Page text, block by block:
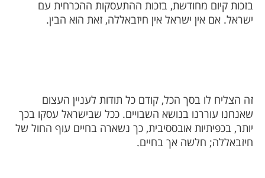
בזכות קיום מחודשת, בזכות ההתעסקות ההכרחית עם
ישראל. אם אין ישראל אין חיזבאללה, זאת הוא הבין.
זה הצליח לו בסך הכל, קודם כל תודות לעניין העצום
שאנחנו עוררנו בנושא השבויים. ככל שבישראל עסקו בכך
יותר, בכפיתיות אובססיבית, כך נשארה בחיים עוף החול של
חיזבאללה; חלשה אך בחיים.